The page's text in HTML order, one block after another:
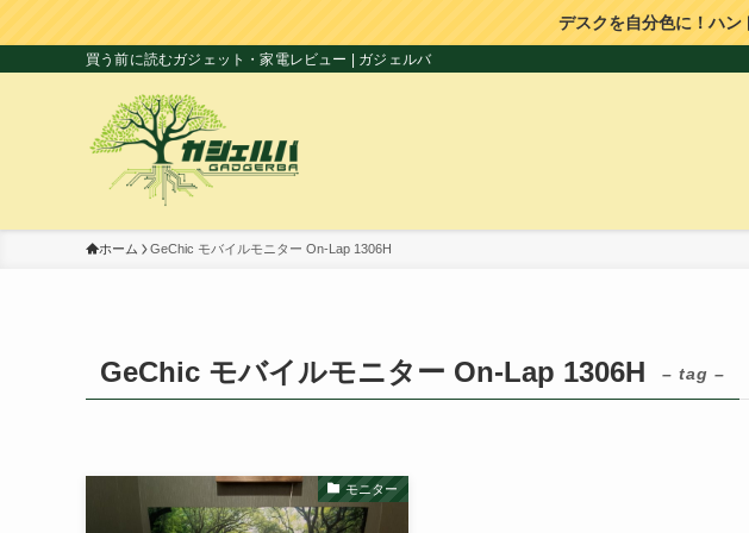
デスクを自分色に！ハン
買う前に読むガジェット・家電レビュー | ガジェルバ
ホーム GeChic モバイルモニター On-Lap 1306H
GeChic モバイルモニター On-Lap 1306H – tag –
モニター